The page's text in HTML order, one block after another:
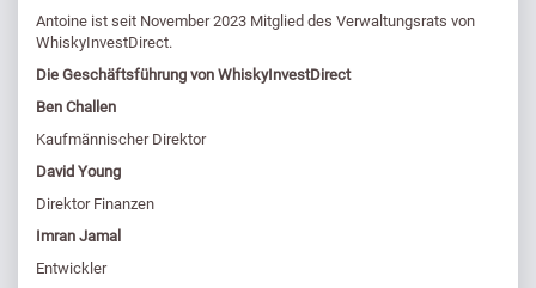
Antoine ist seit November 2023 Mitglied des Verwaltungsrats von
WhiskyInvestDirect.
Die Geschäftsführung von WhiskyInvestDirect
Ben Challen
Kaufmännischer Direktor
David Young
Direktor Finanzen
Imran Jamal
Entwickler